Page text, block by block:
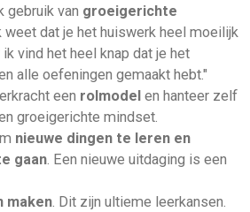
gebruik van groeigerichte
weet dat je het huiswerk heel moeilijk
vind het heel knap dat je het
alle oefeningen gemaakt hebt."
een rolmodel en hanteer zelf
groeigerichte mindset.
nieuwe dingen te leren en
gaan. Een nieuwe uitdaging is een
maken. Dit zijn ultieme leerkansen.